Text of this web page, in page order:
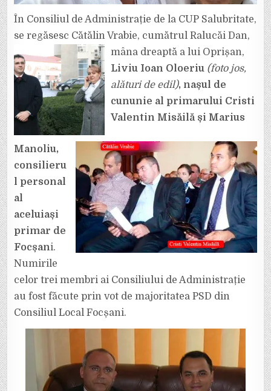
În Consiliul de Administrație de la CUP Salubritate,
se regăsesc Cătălin Vrabie, cumătrul Ralucăi Dan,
mâna dreaptă a lui Oprișan,
Liviu Ioan Oloeriu (foto jos,
alături de edil), nașul de
cununie al primarului Cristi
Valentin Misăilă și Marius
Manoliu,
consilieru
l personal
al
aceluiași
primar de
Focșani.
Numirile
celor trei membri ai Consiliului de Administrație
au fost făcute prin vot de majoritatea PSD din
Consiliul Local Focșani.